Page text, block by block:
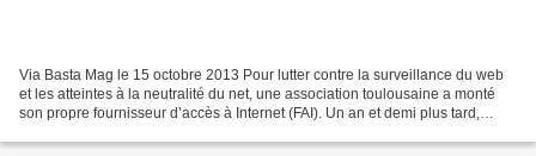
Via Basta Mag le 15 octobre 2013 Pour lutter contre la surveillance du web
et les atteintes à la neutralité du net, une association toulousaine a monté
son propre fournisseur d’accès à Internet (FAI). Un an et demi plus tard,